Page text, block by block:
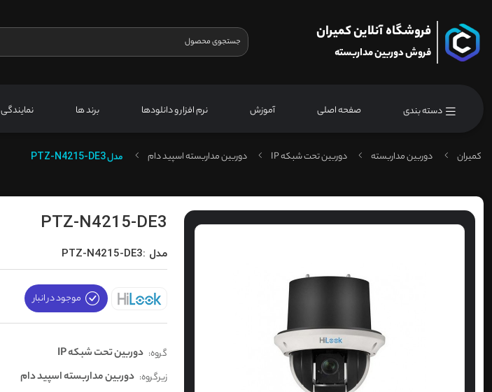
فروشگاه آنلاین کمیران
فروش دوربین مداربسته
دسته بندی صفحه اصلی آموزش نرم افزار و دانلودها برند ها نمایندگی
کمیران دوربین مداربسته دوربین تحت شبکه IP دوربین مداربسته اسپید دام مدلPTZ-N4215-DE3
PTZ-N4215-DE3
مدل :PTZ-N4215-DE3
موجود در انبار
گروه: دوربین تحت شبکه IP
زیرگروه: دوربین مداربسته اسپید دام